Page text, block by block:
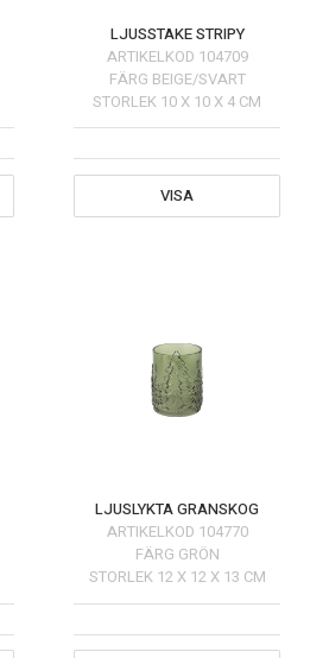
LJUSSTAKE STRIPY
ARTIKELKOD 104709
FÄRG BEIGE/SVART
STORLEK 10 X 10 X 4 CM
VISA
LJUSLYKTA GRANSKOG
ARTIKELKOD 104770
FÄRG GRÖN
STORLEK 12 X 12 X 13 CM